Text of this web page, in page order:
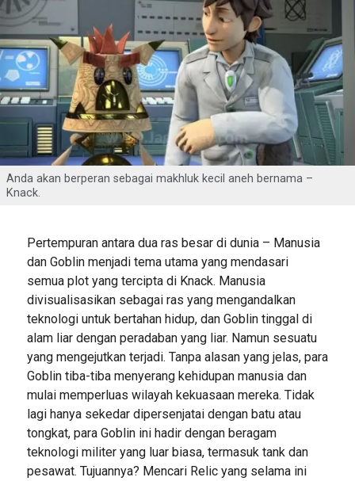
Anda akan berperan sebagai makhluk kecil aneh bernama –
Knack.
Pertempuran antara dua ras besar di dunia – Manusia
dan Goblin menjadi tema utama yang mendasari
semua plot yang tercipta di Knack. Manusia
divisualisasikan sebagai ras yang mengandalkan
teknologi untuk bertahan hidup, dan Goblin tinggal di
alam liar dengan peradaban yang liar. Namun sesuatu
yang mengejutkan terjadi. Tanpa alasan yang jelas, para
Goblin tiba-tiba menyerang kehidupan manusia dan
mulai memperluas wilayah kekuasaan mereka. Tidak
lagi hanya sekedar dipersenjatai dengan batu atau
tongkat, para Goblin ini hadir dengan beragam
teknologi militer yang luar biasa, termasuk tank dan
pesawat. Tujuannya? Mencari Relic yang selama ini